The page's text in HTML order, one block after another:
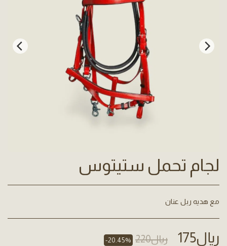
لجام تحمل ستيتوس
مع هديه ربل عنان
﷼175 ﷼220
-20.45%